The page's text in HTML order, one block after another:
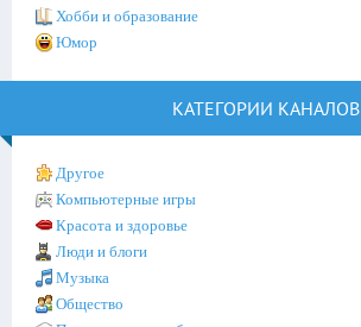
Хобби и образование
Юмор
КАТЕГОРИИ КАНАЛОВ
Другое
Компьютерные игры
Красота и здоровье
Люди и блоги
Музыка
Общество